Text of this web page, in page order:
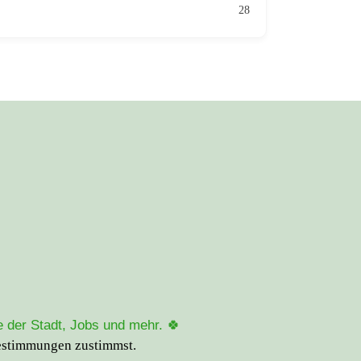
28
Stadt, Jobs und mehr. 🍀
zustimmst.